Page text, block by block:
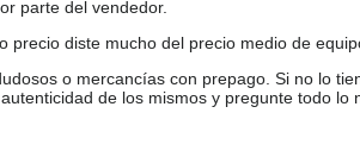
parte del vendedor.
precio diste mucho del precio medio de
o mercancías con prepago. Si no lo
de los mismos y pregunte todo lo